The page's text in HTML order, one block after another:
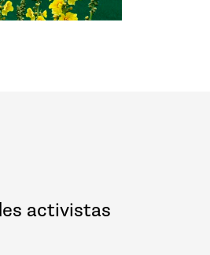
activistas